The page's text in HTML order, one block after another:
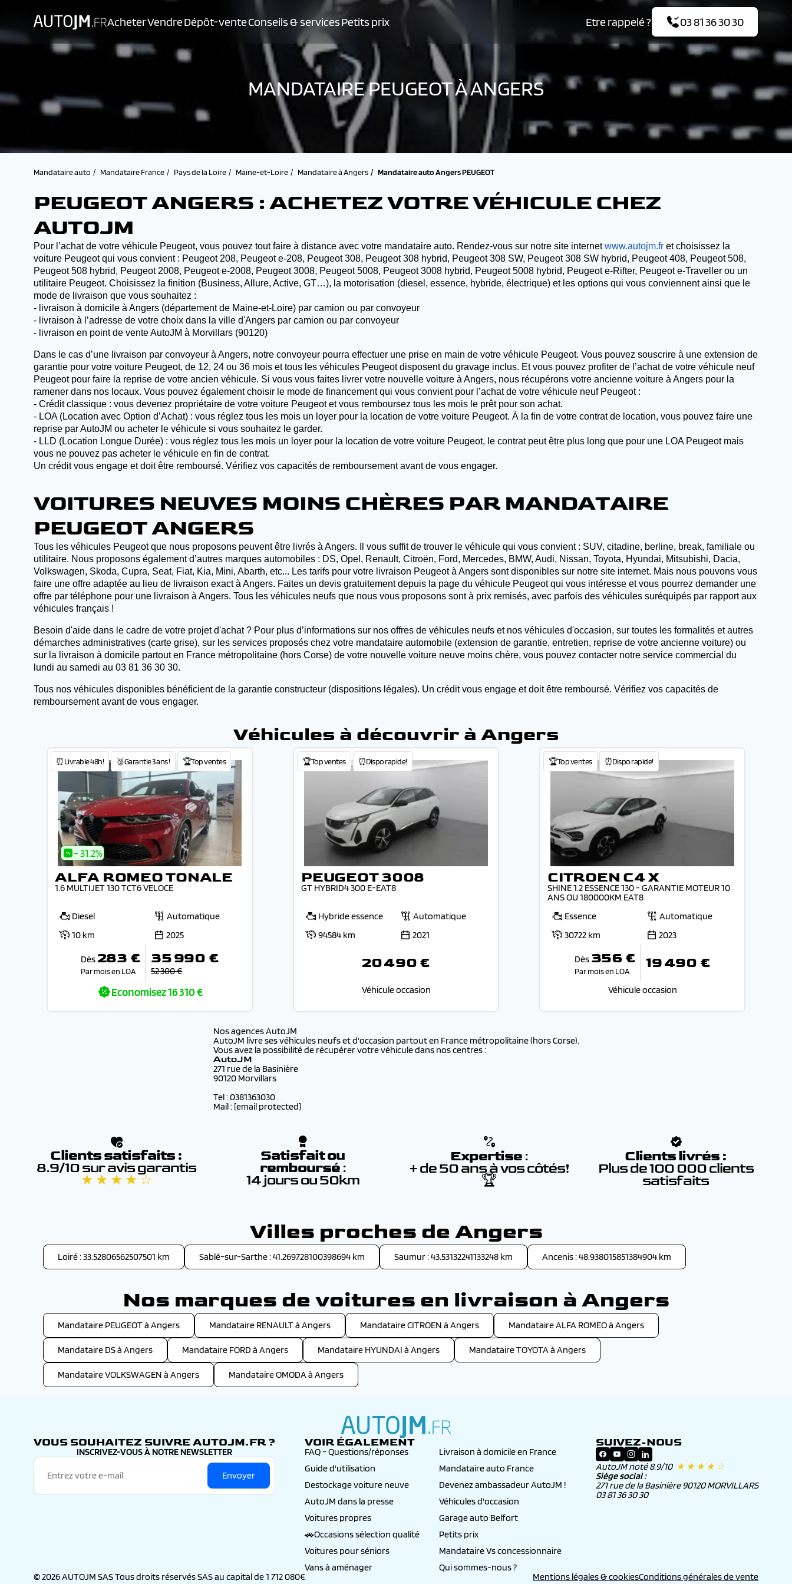
AcheterVendreDépôt-venteConseils & servicesPetits prix Etre rappelé ? 03 81 36 30 30
MANDATAIRE PEUGEOT À ANGERS
Mandataire auto Mandataire France Pays de la Loire Maine-et-Loire Mandataire à Angers Mandataire auto Angers PEUGEOT
PEUGEOT ANGERS : ACHETEZ VOTRE VÉHICULE CHEZ
AUTOJM
Pour l’achat de votre véhicule Peugeot, vous pouvez tout faire à distance avec votre mandataire auto. Rendez-vous sur notre site internetwww.autojm.fr et choisissez la
voiture Peugeot qui vous convient : Peugeot 208, Peugeot e-208, Peugeot 308, Peugeot 308 hybrid, Peugeot 308 SW, Peugeot 308 SW hybrid, Peugeot 408, Peugeot 508,
Peugeot 508 hybrid, Peugeot 2008, Peugeot e-2008, Peugeot 3008, Peugeot 5008, Peugeot 3008 hybrid, Peugeot 5008 hybrid, Peugeot e-Rifter, Peugeot e-Traveller ou un
utilitaire Peugeot. Choisissez la finition (Business, Allure, Active, GT…), la motorisation (diesel, essence, hybride, électrique) et les options qui vous conviennent ainsi que le
mode de livraison que vous souhaitez :
- livraison à domicile à Angers (département de Maine-et-Loire) par camion ou par convoyeur
- livraison à l’adresse de votre choix dans la ville d'Angers par camion ou par convoyeur
- livraison en point de vente AutoJM à Morvillars (90120)
Dans le cas d’une livraison par convoyeur à Angers, notre convoyeur pourra effectuer une prise en main de votre véhicule Peugeot. Vous pouvez souscrire à une extension de
garantie pour votre voiture Peugeot, de 12, 24 ou 36 mois et tous les véhicules Peugeot disposent du gravage inclus. Et vous pouvez profiter de l’achat de votre véhicule neuf
Peugeot pour faire la reprise de votre ancien véhicule. Si vous vous faites livrer votre nouvelle voiture à Angers, nous récupérons votre ancienne voiture à Angers pour la
ramener dans nos locaux. Vous pouvez également choisir le mode de financement qui vous convient pour l’achat de votre véhicule neuf Peugeot :
- Crédit classique : vous devenez propriétaire de votre voiture Peugeot et vous remboursez tous les mois le prêt pour son achat.
- LOA (Location avec Option d’Achat) : vous réglez tous les mois un loyer pour la location de votre voiture Peugeot. À la fin de votre contrat de location, vous pouvez faire une
reprise par AutoJM ou acheter le véhicule si vous souhaitez le garder.
- LLD (Location Longue Durée) : vous réglez tous les mois un loyer pour la location de votre voiture Peugeot, le contrat peut être plus long que pour une LOA Peugeot mais
vous ne pouvez pas acheter le véhicule en fin de contrat.
Un crédit vous engage et doit être remboursé. Vérifiez vos capacités de remboursement avant de vous engager.
VOITURES NEUVES MOINS CHÈRES PAR MANDATAIRE
PEUGEOT ANGERS
Tous les véhicules Peugeot que nous proposons peuvent être livrés à Angers. Il vous suffit de trouver le véhicule qui vous convient : SUV, citadine, berline, break, familiale ou
utilitaire. Nous proposons également d’autres marques automobiles : DS, Opel, Renault, Citroën, Ford, Mercedes, BMW, Audi, Nissan, Toyota, Hyundai, Mitsubishi, Dacia,
Volkswagen, Skoda, Cupra, Seat, Fiat, Kia, Mini, Abarth, etc... Les tarifs pour votre livraison Peugeot à Angers sont disponibles sur notre site internet. Mais nous pouvons vous
faire une offre adaptée au lieu de livraison exact à Angers. Faites un devis gratuitement depuis la page du véhicule Peugeot qui vous intéresse et vous pourrez demander une
offre par téléphone pour une livraison à Angers. Tous les véhicules neufs que nous vous proposons sont à prix remisés, avec parfois des véhicules suréquipés par rapport aux
véhicules français !
Besoin d'aide dans le cadre de votre projet d'achat ? Pour plus d’informations sur nos offres de véhicules neufs et nos véhicules d'occasion, sur toutes les formalités et autres
démarches administratives (carte grise), sur les services proposés chez votre mandataire automobile (extension de garantie, entretien, reprise de votre ancienne voiture) ou
sur la livraison à domicile partout en France métropolitaine (hors Corse) de votre nouvelle voiture neuve moins chère, vous pouvez contacter notre service commercial du
lundi au samedi au 03 81 36 30 30.
Tous nos véhicules disponibles bénéficient de la garantie constructeur (dispositions légales). Un crédit vous engage et doit être remboursé. Vérifiez vos capacités de
remboursement avant de vous engager.
Véhicules à découvrir à Angers
⏰Livrable 48h! 🥉Garantie 3 ans ! 🏆Top ventes
- 31.2%
ALFA ROMEO TONALE
1.6 MULTIJET 130 TCT6 VELOCE
Diesel
Automatique
10 km
2025
Dès 283 €
Par mois en LOA
35 990 €
52 300 €
Economisez16 310 €
🏆Top ventes ⏰Dispo rapide!
PEUGEOT 3008
GT HYBRID4 300 E-EAT8
Hybride essence
Automatique
94584 km
2021
20 490 €
Véhicule occasion
🏆Top ventes ⏰Dispo rapide!
CITROEN C4 X
SHINE 1.2 ESSENCE 130 - GARANTIE MOTEUR 10
ANS OU 180000KM EAT8
Essence
Automatique
30722 km
2023
Dès 356 €
Par mois en LOA 19 490 €
Véhicule occasion
Nos agences AutoJM
AutoJM livre ses véhicules neufs et d'occasion partout en France métropolitaine (hors Corse).
Vous avez la possibilité de récupérer votre véhicule dans nos centres :
AutoJM
271 rue de la Basinière
90120 Morvillars
Tel : 0381363030
Mail : [email protected]
Clients satisfaits :
8.9/10 sur avis garantis
★ ★ ★ ★ ☆
Satisfait ou
remboursé :
14 jours ou 50km
Expertise :
+ de 50 ans à vos côtés!
🏆
Clients livrés :
Plus de 100 000 clients
satisfaits
Villes proches de Angers
Loiré : 33.52806562507501 km Sablé-sur-Sarthe : 41.269728100398694 km Saumur : 43.53132241133248 km Ancenis : 48.938015851384904 km
Nos marques de voitures en livraison à Angers
Mandataire PEUGEOT à Angers Mandataire RENAULT à Angers Mandataire CITROEN à Angers Mandataire ALFA ROMEO à Angers
Mandataire DS à Angers Mandataire FORD à Angers Mandataire HYUNDAI à Angers Mandataire TOYOTA à Angers
Mandataire VOLKSWAGEN à Angers Mandataire OMODA à Angers
autojm.fr
VOUS SOUHAITEZ SUIVRE AUTOJM.FR ?
INSCRIVEZ-VOUS À NOTRE NEWSLETTER
Envoyer
VOIR ÉGALEMENT
FAQ - Questions/réponses
Livraison à domicile en France
Guide d'utilisation
Mandataire auto France
Destockage voiture neuve
Devenez ambassadeur AutoJM !
AutoJM dans la presse
Véhicules d'occasion
Voitures propres
Garage auto Belfort
🚗Occasions sélection qualité
Petits prix
Voitures pour séniors
Mandataire Vs concessionnaire
Vans à aménager
Qui sommes-nous ?
SUIVEZ-NOUS
AutoJM noté 8.9/10 ★ ★ ★ ★ ☆
Siège social :
271 rue de la Basinière 90120 MORVILLARS
03 81 36 30 30
© 2026 AUTOJM SAS Tous droits réservés SAS au capital de 1 712 080€ Mentions légales & cookiesConditions générales de vente